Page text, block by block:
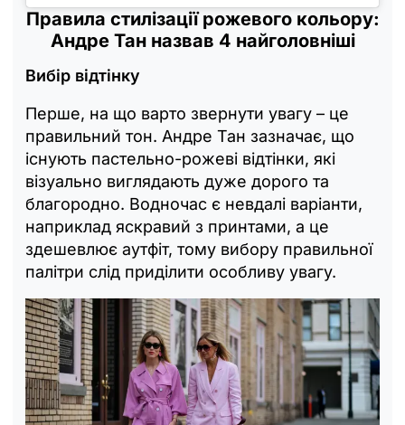
Правила стилізації рожевого кольору:
Андре Тан назвав 4 найголовніші
Вибір відтінку
Перше, на що варто звернути увагу – це
правильний тон. Андре Тан зазначає, що
існують пастельно-рожеві відтінки, які
візуально виглядають дуже дорого та
благородно. Водночас є невдалі варіанти,
наприклад яскравий з принтами, а це
здешевлює аутфіт, тому вибору правильної
палітри слід приділити особливу увагу.